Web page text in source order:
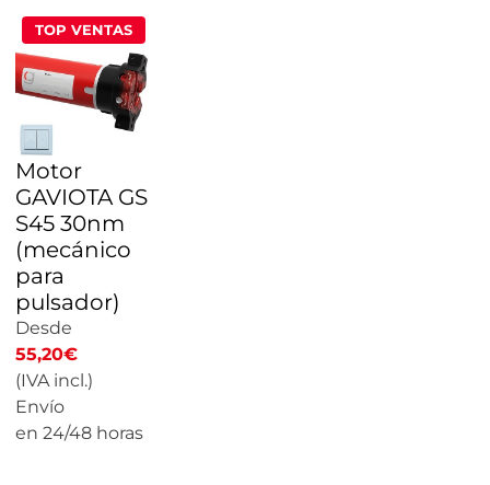
TOP VENTAS
Motor
GAVIOTA GS
S45 30nm
(mecánico
para
pulsador)
Desde
55,20€
(IVA incl.)
Envío
en 24/48 horas